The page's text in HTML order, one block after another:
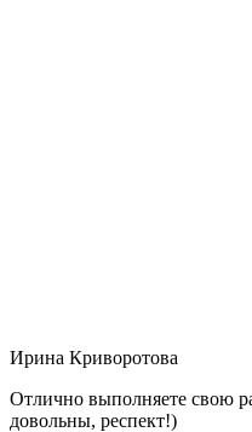
Ирина Криворотова
Отлично выполняете свою
довольны, респект!)